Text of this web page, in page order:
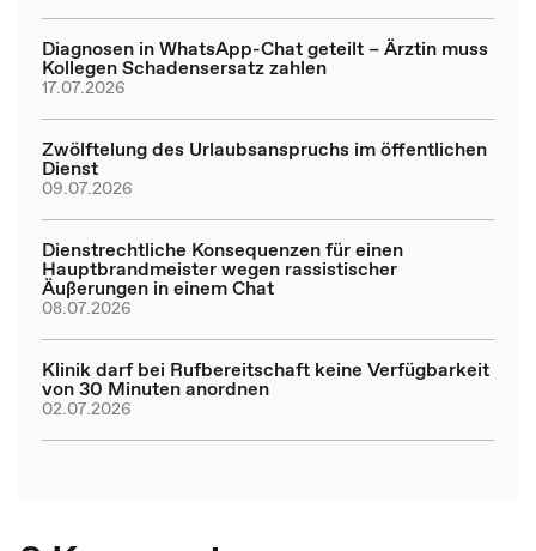
Diagnosen in WhatsApp-Chat geteilt – Ärztin muss
Kollegen Schadensersatz zahlen
17.07.2026
Zwölftelung des Urlaubsanspruchs im öffentlichen
Dienst
09.07.2026
Dienstrechtliche Konsequenzen für einen
Hauptbrandmeister wegen rassistischer
Äußerungen in einem Chat
08.07.2026
Klinik darf bei Rufbereitschaft keine Verfügbarkeit
von 30 Minuten anordnen
02.07.2026